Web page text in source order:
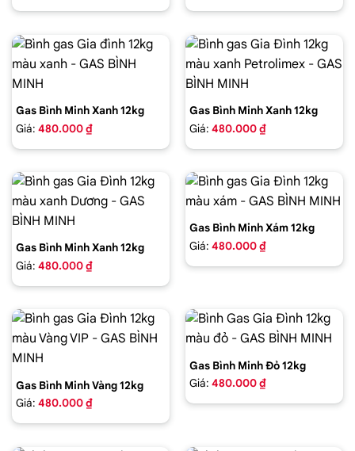
Gas Bình Minh Xanh 12kg
Giá: 480.000 ₫
Gas Bình Minh Xanh 12kg
Giá: 480.000 ₫
Gas Bình Minh Xanh 12kg
Giá: 480.000 ₫
Gas Bình Minh Xám 12kg
Giá: 480.000 ₫
Gas Bình Minh Vàng 12kg
Giá: 480.000 ₫
Gas Bình Minh Đỏ 12kg
Giá: 480.000 ₫